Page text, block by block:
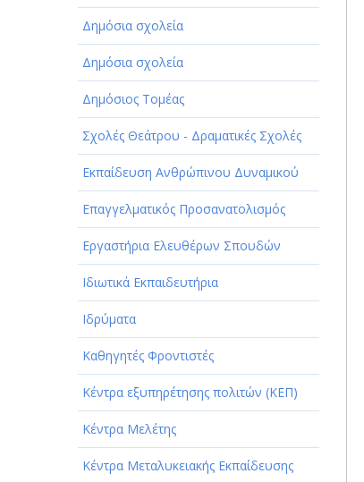
Δημόσια σχολεία
Δημόσια σχολεία
Δημόσιος Τομέας
Σχολές Θεάτρου - Δραματικές Σχολές
Εκπαίδευση Ανθρώπινου Δυναμικού
Επαγγελματικός Προσανατολισμός
Εργαστήρια Ελευθέρων Σπουδών
Ιδιωτικά Εκπαιδευτήρια
Ιδρύματα
Καθηγητές Φροντιστές
Κέντρα εξυπηρέτησης πολιτών (ΚΕΠ)
Κέντρα Μελέτης
Κέντρα Μεταλυκειακής Εκπαίδευσης